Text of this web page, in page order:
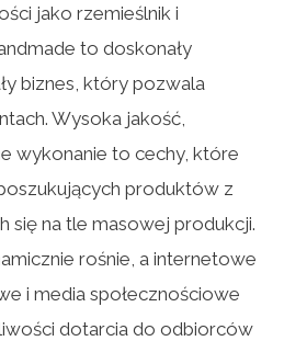
jako rzemieślnik i
to doskonały
biznes, który pozwala
Wysoka jakość,
wykonanie to cechy, które
produktów z
się na tle masowej produkcji.
rośnie, a internetowe
i media społecznościowe
dotarcia do odbiorców